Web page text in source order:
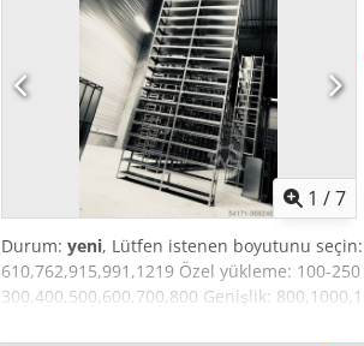
1 /7
Durum: yeni, Lütfen istenen boyutunu
610,762,915,991,1219 Özel yükleme: 100-
300,400,500,600,700,800 Genişlik:
galvanizli 2 m, 2.5 m, 3 m, 4 m Dcjdpfx